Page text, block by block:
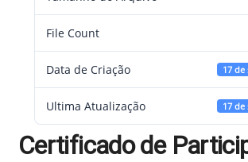
File Count
Data de Criação 17 de
Ultima Atualização 17 de
Certificado de